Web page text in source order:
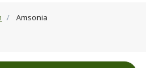
Amsonia